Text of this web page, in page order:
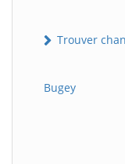
Trouver
Bugey